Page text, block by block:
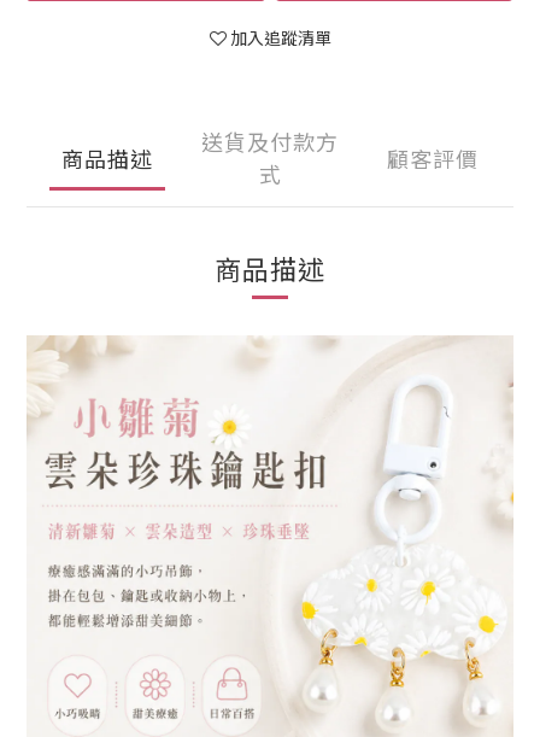
加入追蹤清單
商品描述
送貨及付款方
式
顧客評價
商品描述